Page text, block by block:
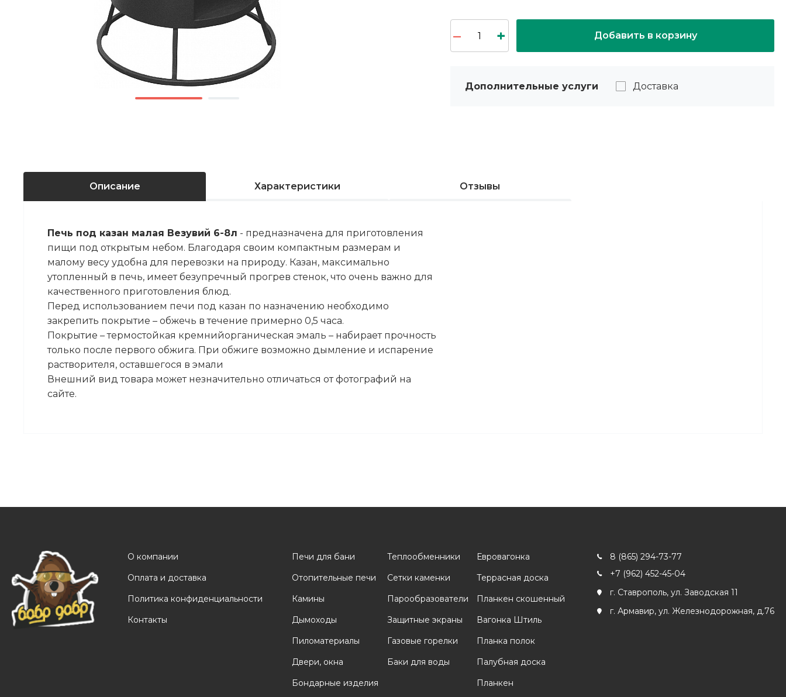
Добавить в корзину
Дополнительные услуги Доставка
Описание Характеристики Отзывы
Печь под казан малая Везувий 6-8л - предназначена для приготовления
пищи под открытым небом. Благодаря своим компактным размерам и
малому весу удобна для перевозки на природу. Казан, максимально
утопленный в печь, имеет безупречный прогрев стенок, что очень важно для
качественного приготовления блюд.
Перед использованием печи под казан по назначению необходимо
закрепить покрытие – обжечь в течение примерно 0,5 часа.
Покрытие – термостойкая кремнийорганическая эмаль – набирает прочность
только после первого обжига. При обжиге возможно дымление и испарение
растворителя, оставшегося в эмали
Внешний вид товара может незначительно отличаться от фотографий на
сайте.
О компании
Оплата и доставка
Политика конфиденциальности
Контакты
Печи для бани
Отопительные печи
Камины
Дымоходы
Пиломатериалы
Двери, окна
Бондарные изделия
Теплообменники
Сетки каменки
Парообразователи
Защитные экраны
Газовые горелки
Баки для воды
Евровагонка
Террасная доска
Планкен скошенный
Вагонка Штиль
Планка полок
Палубная доска
Планкен
8 (865) 294-73-77
+7 (962) 452-45-04
г. Ставрополь, ул. Заводская 11
г. Армавир, ул. Железнодорожная, д.76